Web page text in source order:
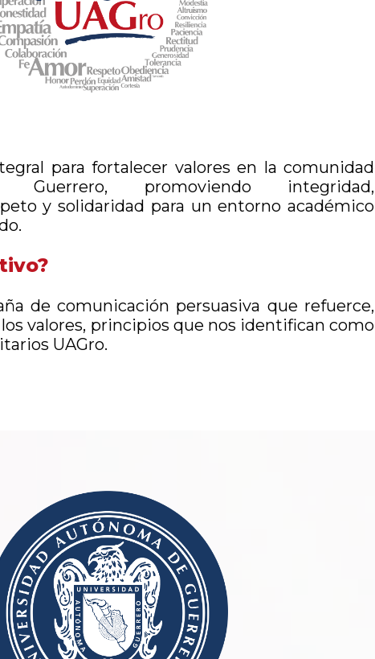
para fortalecer valores en la comunidad
Guerrero, promoviendo integridad,
y solidaridad para un entorno académico
de comunicación persuasiva que refuerce,
valores, principios que nos identifican como
UAGro.